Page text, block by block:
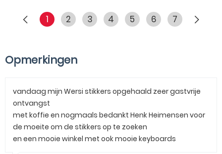
1 2 3 4 5 6 7
Opmerkingen
vandaag mijn Wersi stikkers opgehaald zeer gastvrije
ontvangst
met koffie en nogmaals bedankt Henk Heimensen voor
de moeite om de stikkers op te zoeken
en een mooie winkel met ook mooie keyboards